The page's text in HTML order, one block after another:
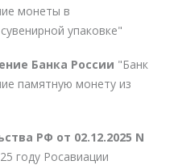
монеты в
упаковке"
Банка России "Банк
памятную монету из
РФ от 02.12.2025 N
году Росавиации